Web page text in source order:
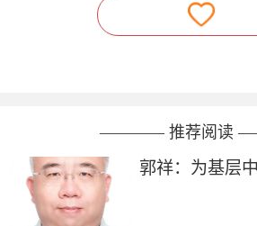
———— 推荐阅读
郭祥：为基层